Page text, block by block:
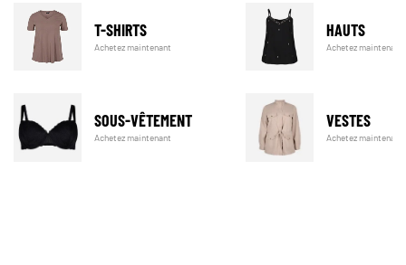
T-SHIRTS
Achetez maintenant
HAUTS
Achetez maintenant
SOUS-VÊTEMENT
Achetez maintenant
VESTES
Achetez maintenant